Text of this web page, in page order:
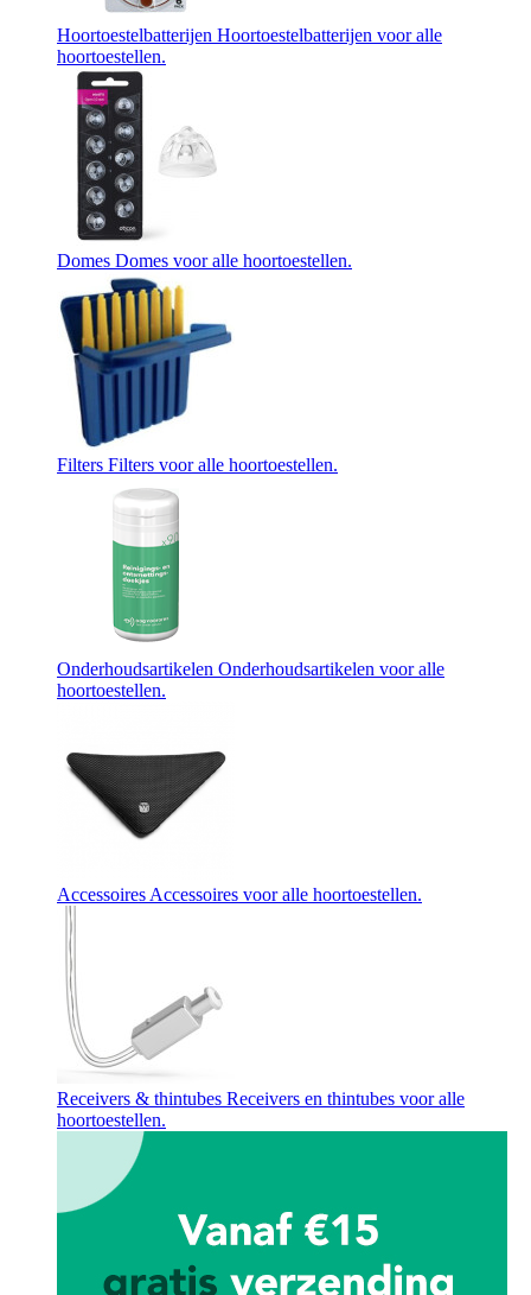
Hoortoestelbatterijen Hoortoestelbatterijen voor alle
hoortoestellen.
Domes Domes voor alle hoortoestellen.
Filters Filters voor alle hoortoestellen.
Onderhoudsartikelen Onderhoudsartikelen voor alle
hoortoestellen.
Accessoires Accessoires voor alle hoortoestellen.
Receivers & thintubes Receivers en thintubes voor alle
hoortoestellen.